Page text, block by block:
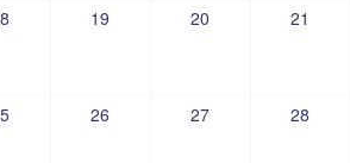
19 20 21
26 27 28